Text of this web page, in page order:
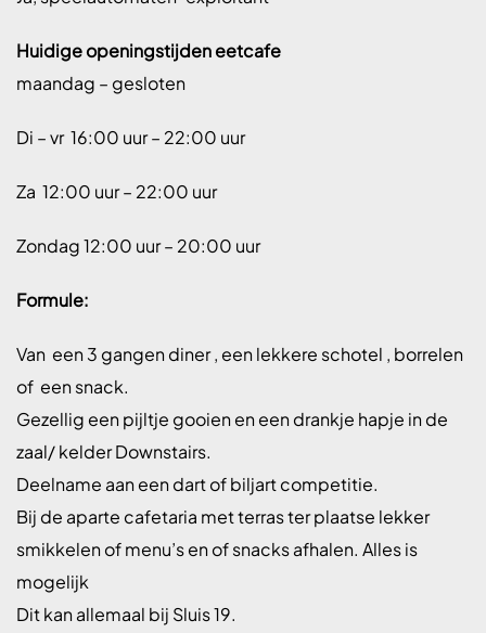
Huidige openingstijden eetcafe
maandag – gesloten
Di – vr 16:00 uur – 22:00 uur
Za 12:00 uur – 22:00 uur
Zondag 12:00 uur – 20:00 uur
Formule:
Van een 3 gangen diner , een lekkere schotel , borrelen
of een snack.
Gezellig een pijltje gooien en een drankje hapje in de
zaal/ kelder Downstairs.
Deelname aan een dart of biljart competitie.
Bij de aparte cafetaria met terras ter plaatse lekker
smikkelen of menu’s en of snacks afhalen. Alles is
mogelijk
Dit kan allemaal bij Sluis 19.